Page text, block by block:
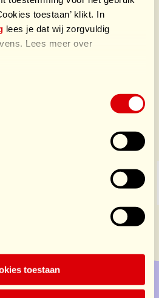
toestaan’ klikt. In
lees je dat wij zorgvuldig
Lees meer over
toestaan
HomeSports